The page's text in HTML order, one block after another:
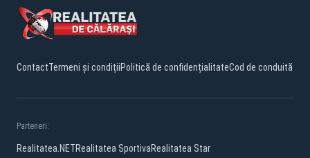
ContactTermeni și condițiiPolitică de confidențialitateCod de conduită
Parteneri:
Realitatea.NETRealitatea SportivaRealitatea Star